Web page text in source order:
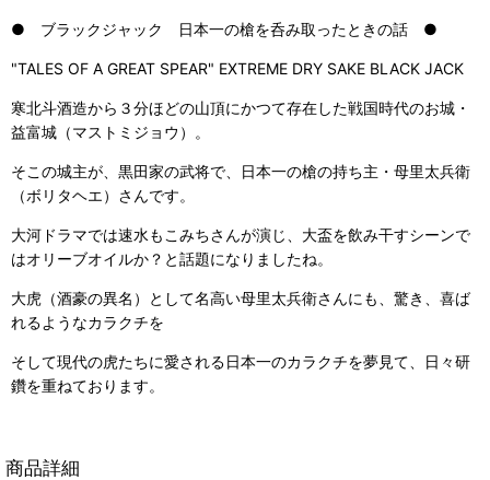
● ブラックジャック 日本一の槍を呑み取ったときの話 ●
"TALES OF A GREAT SPEAR" EXTREME DRY SAKE BLACK JACK
寒北斗酒造から３分ほどの山頂にかつて存在した戦国時代のお城・
益富城（マストミジョウ）。
そこの城主が、黒田家の武将で、日本一の槍の持ち主・母里太兵衛
（ボリタヘエ）さんです。
大河ドラマでは速水もこみちさんが演じ、大盃を飲み干すシーンで
はオリーブオイルか？と話題になりましたね。
大虎（酒豪の異名）として名高い母里太兵衛さんにも、驚き、喜ば
れるようなカラクチを
そして現代の虎たちに愛される日本一のカラクチを夢見て、日々研
鑽を重ねております。
商品詳細